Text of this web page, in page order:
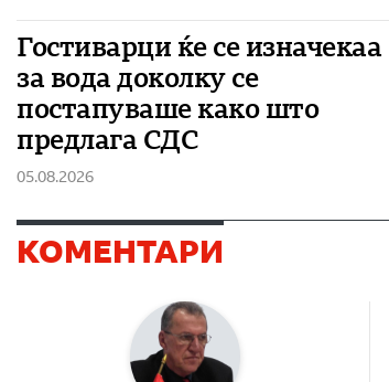
Гостиварци ќе се изначекаа
за вода доколку се
постапуваше како што
предлага СДС
05.08.2026
КОМЕНТАРИ